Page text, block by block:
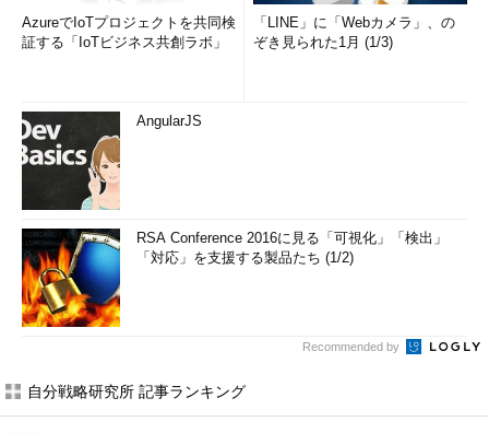
AzureでIoTプロジェクトを共同検
証する「IoTビジネス共創ラボ」
「LINE」に「Webカメラ」、の
ぞき見られた1月 (1/3)
AngularJS
RSA Conference 2016に見る「可視化」「検出」
「対応」を支援する製品たち (1/2)
Recommended by
自分戦略研究所 記事ランキング